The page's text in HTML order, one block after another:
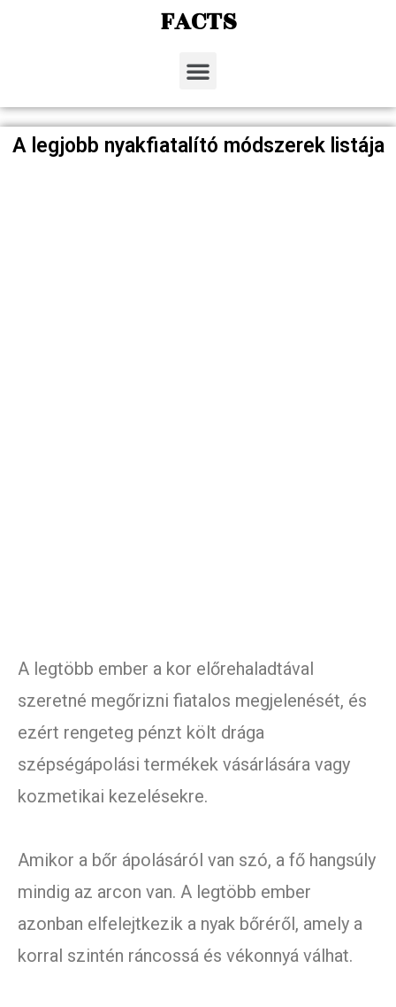
FACTS
A legjobb nyakfiatalító módszerek listája
A legtöbb ember a kor előrehaladtával
szeretné megőrizni fiatalos megjelenését, és
ezért rengeteg pénzt költ drága
szépségápolási termékek vásárlására vagy
kozmetikai kezelésekre.
Amikor a bőr ápolásáról van szó, a fő hangsúly
mindig az arcon van. A legtöbb ember
azonban elfelejtkezik a nyak bőréről, amely a
korral szintén ráncossá és vékonnyá válhat.